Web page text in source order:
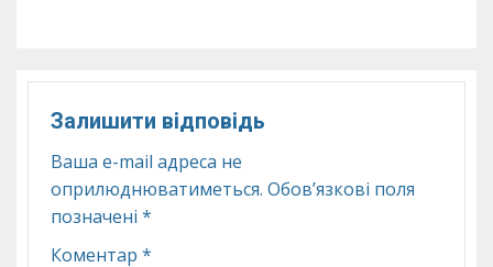
Залишити відповідь
Ваша e-mail адреса не
оприлюднюватиметься. Обов’язкові поля
позначені *
Коментар *